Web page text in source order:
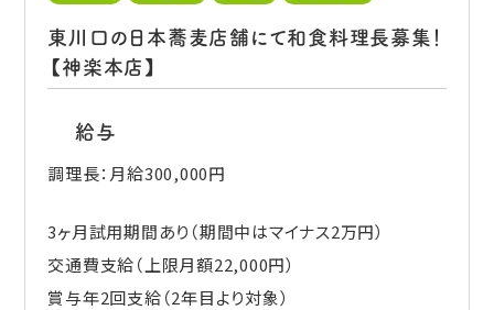
東川口の日本蕎麦店舗にて和食料理長募集！
【神楽本店】
給与
調理長：月給300,000円
3ヶ月試用期間あり（期間中はマイナス2万円）
交通費支給（上限月額22,000円）
賞与年2回支給（2年目より対象）